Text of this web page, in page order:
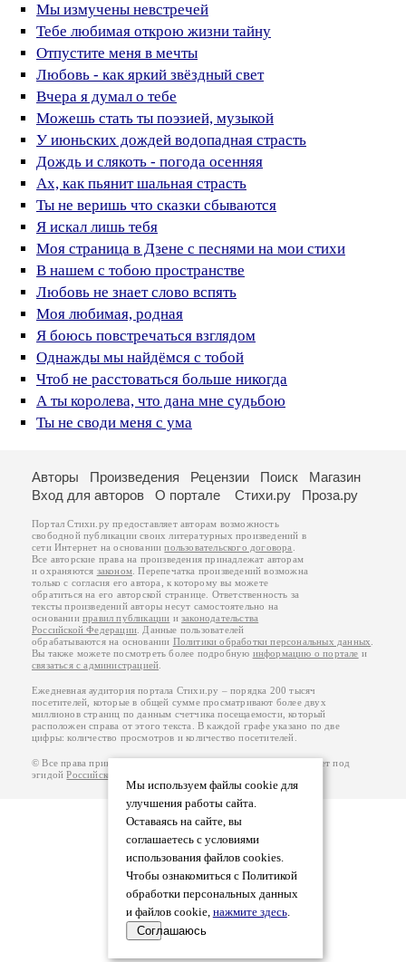
Мы измучены невстречей
Тебе любимая открою жизни тайну
Отпустите меня в мечты
Любовь - как яркий звёздный свет
Вчера я думал о тебе
Можешь стать ты поэзией, музыкой
У июньских дождей водопадная страсть
Дождь и слякоть - погода осенняя
Ах, как пьянит шальная страсть
Ты не веришь что сказки сбываются
Я искал лишь тебя
Моя страница в Дзене с песнями на мои стихи
В нашем с тобою пространстве
Любовь не знает слово вспять
Моя любимая, родная
Я боюсь повстречаться взглядом
Однажды мы найдёмся с тобой
Чтоб не расстоваться больше никогда
А ты королева, что дана мне судьбою
Ты не своди меня с ума
Мы используем файлы cookie для
улучшения работы сайта.
Оставаясь на сайте, вы
соглашаетесь с условиями
использования файлов cookies.
Чтобы ознакомиться с Политикой
обработки персональных данных
и файлов cookie, нажмите здесь.
Соглашаюсь
Авторы Произведения Рецензии Поиск
Магазин
Вход для авторов
О портале Стихи.ру Проза.ру
Портал Стихи.ру предоставляет авторам возможность
свободной публикации своих литературных произведений в
сети Интернет на основаниипользовательского договора.
Все авторские права на произведения принадлежат авторам
и охраняются законом. Перепечатка произведений возможна
только с согласия его автора, к которому вы можете
обратиться на его авторской странице. Ответственность за
тексты произведений авторы несут самостоятельно на
основанииправил публикации изаконодательства
Российской Федерации. Данные пользователей
обрабатываются на основании Политики обработки персональных данных.
Вы также можете посмотреть более подробную информацию о портале и
связаться с администрацией.
Ежедневная аудитория портала Стихи.ру – порядка 200 тысяч
посетителей, которые в общей сумме просматривают более двух
миллионов страниц по данным счетчика посещаемости, который
расположен справа от этого текста. В каждой графе указано по две
цифры: количество просмотров и количество посетителей.
© Все права принадлежат авторам, 2000-2026. Портал работает под
эгидойРоссийского союза писателей